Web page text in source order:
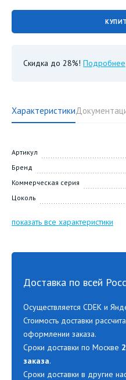
Скидка до 28%! Подробнее
Характеристики
Артикул
Бренд
Коммерческая серия
Цоколь
показать все характеристики
Доставка по всей
Осуществляется CDEK и
Стоимость доставки
оформлении заказа.
Сроки доставки по Москве
заказа.
Сроки доставки в другие